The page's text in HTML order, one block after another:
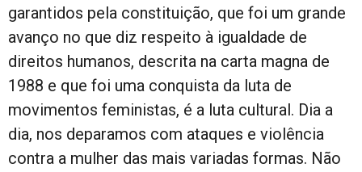
garantidos pela constituição, que foi um grande
avanço no que diz respeito à igualdade de
direitos humanos, descrita na carta magna de
1988 e que foi uma conquista da luta de
movimentos feministas, é a luta cultural. Dia a
dia, nos deparamos com ataques e violência
contra a mulher das mais variadas formas. Não